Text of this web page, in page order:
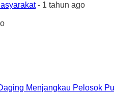
- 1 tahun ago